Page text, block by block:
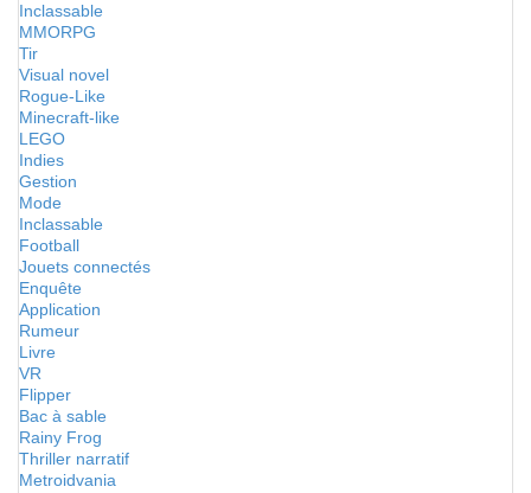
Inclassable
MMORPG
Tir
Visual novel
Rogue-Like
Minecraft-like
LEGO
Indies
Gestion
Mode
Inclassable
Football
Jouets connectés
Enquête
Application
Rumeur
Livre
VR
Flipper
Bac à sable
Rainy Frog
Thriller narratif
Metroidvania